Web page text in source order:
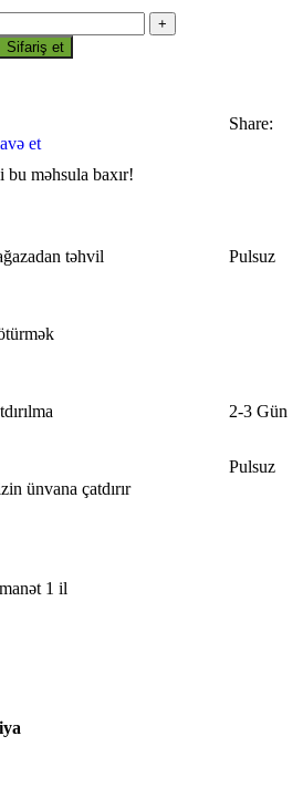
Sifariş et
et
Share:
bu məhsula baxır!
təhvil Pulsuz
ünvana çatdırır
2-3 Gün
Pulsuz
1 il